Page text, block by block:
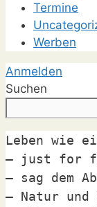
Termine
Werben
Anmelden
Suchen
Leben wie
– just for
– sag dem
– Natur und